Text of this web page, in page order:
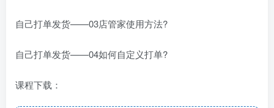
自己打单发货——03店管家使用方法?
自己打单发货——04如何自定义打单?
课程下载：